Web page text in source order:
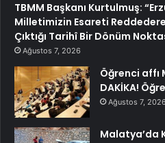
TBMM Başkanı Kurtulmuş:
Milletimizin Esareti
Çıktığı Tarihî Bir Dönüm
Ağustos 7, 2026
Öğrenci affı
DAKİKA!
Ağustos 7, 2026
Malatya’da